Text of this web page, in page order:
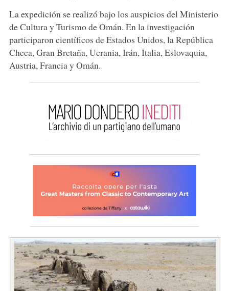
La expedición se realizó bajo los auspicios del Ministerio
de Cultura y Turismo de Omán. En la investigación
participaron científicos de Estados Unidos, la República
Checa, Gran Bretaña, Ucrania, Irán, Italia, Eslovaquia,
Austria, Francia y Omán.